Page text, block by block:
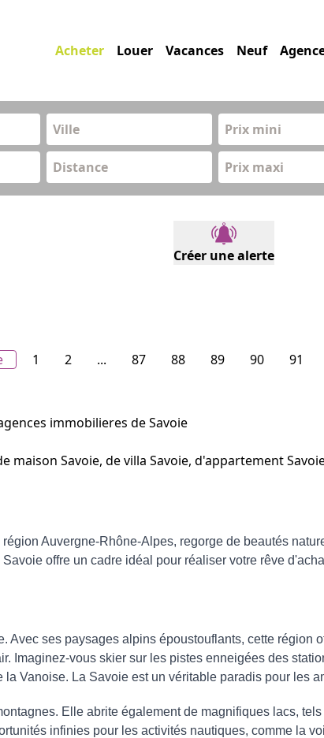
Acheter Louer Vacances Neuf
Distance
Prix mini
Prix maxi
Créer une alerte
1 2 ... 87 88 89 90 91
immobilieres de Savoie
Savoie, de villa Savoie, d'appartement
Auvergne-Rhône-Alpes, regorge de beautés
offre un cadre idéal pour réaliser votre rêve
Avec ses paysages alpins époustouflants, cette région
Imaginez-vous skier sur les pistes enneigées des
Vanoise. La Savoie est un véritable paradis pour les
Elle abrite également de magnifiques lacs,
infinies pour les activités nautiques, comme la